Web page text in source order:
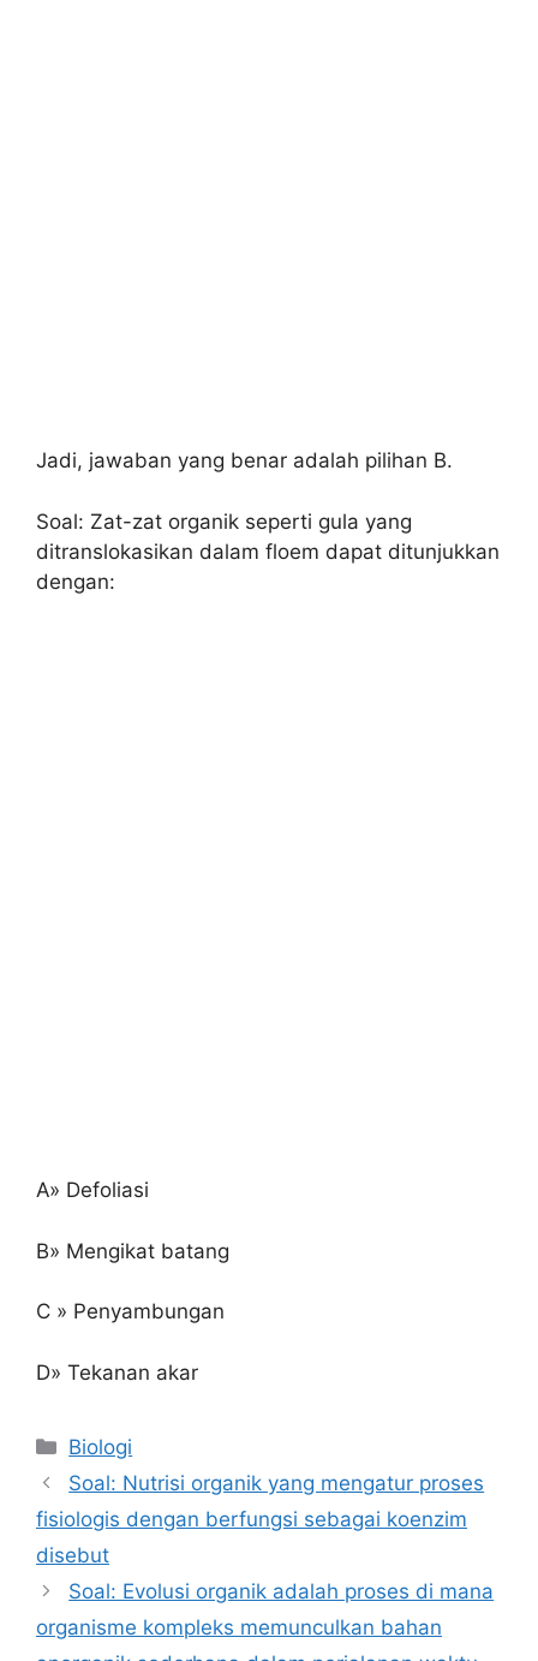
Jadi, jawaban yang benar adalah pilihan B.
Soal: Zat-zat organik seperti gula yang
ditranslokasikan dalam floem dapat ditunjukkan
dengan:
A» Defoliasi
B» Mengikat batang
C » Penyambungan
D» Tekanan akar
Kategori
Biologi
Soal: Nutrisi organik yang mengatur proses
fisiologis dengan berfungsi sebagai koenzim
disebut
Soal: Evolusi organik adalah proses di mana
organisme kompleks memunculkan bahan